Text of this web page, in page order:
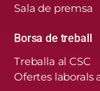
de Catalunya
tercers per
Sala de premsa
Borsa de treball
Treballa al CSC
Ofertes laborals